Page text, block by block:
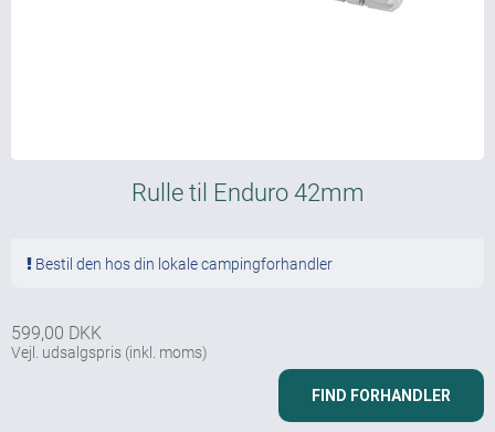
Rulle til Enduro 42mm
Bestil den hos din lokale campingforhandler
599,00 DKK
Vejl. udsalgspris (inkl. moms)
FIND FORHANDLER